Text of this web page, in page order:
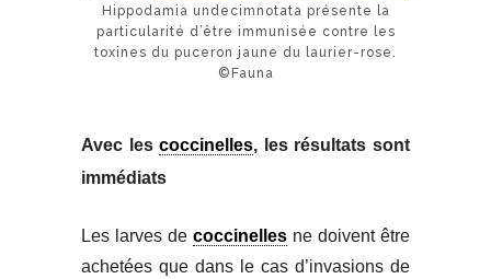
Hippodamia undecimnotata présente la
particularité d’être immunisée contre les
toxines du puceron jaune du laurier-rose.
©Fauna
Avec lescoccinelles, les résultats sont
immédiats
Les larves de coccinelles ne doivent être
achetées que dans le cas d’invasions de